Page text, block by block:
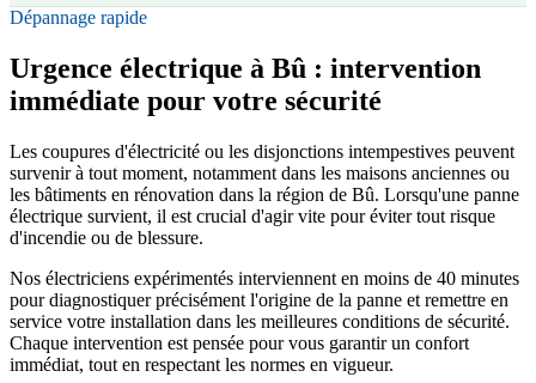
Dépannage rapide
Urgence électrique à Bû : intervention
immédiate pour votre sécurité
Les coupures d'électricité ou les disjonctions intempestives peuvent
survenir à tout moment, notamment dans les maisons anciennes ou
les bâtiments en rénovation dans la région de Bû. Lorsqu'une panne
électrique survient, il est crucial d'agir vite pour éviter tout risque
d'incendie ou de blessure.
Nos électriciens expérimentés interviennent en moins de 40 minutes
pour diagnostiquer précisément l'origine de la panne et remettre en
service votre installation dans les meilleures conditions de sécurité.
Chaque intervention est pensée pour vous garantir un confort
immédiat, tout en respectant les normes en vigueur.